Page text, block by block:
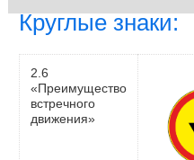
Круглые знаки:
2.6
«Преимущество
встречного
движения»